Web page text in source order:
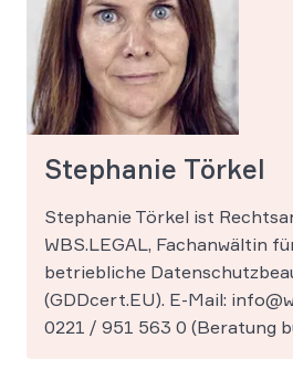
Stephanie Törkel
Stephanie Törkel ist
WBS.LEGAL, Fachanwältin
betriebliche
(GDDcert.EU). E-Mail:
0221 / 951 563 0 (Beratung